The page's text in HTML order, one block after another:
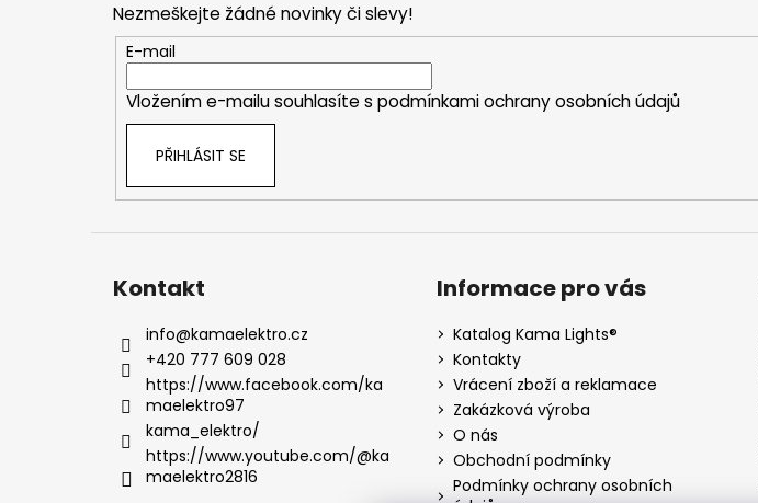
Nezmeškejte žádné novinky či slevy!
E-mail
Vložením e-mailu souhlasíte s podmínkami ochrany osobních údajů
PŘIHLÁSIT SE
Kontakt
info@kamaelektro.cz
+420 777 609 028
https://www.facebook.com/ka
maelektro97
kama_elektro/
https://www.youtube.com/@ka
maelektro2816
Informace pro vás
Katalog Kama Lights®
Kontakty
Vrácení zboží a reklamace
Zakázková výroba
O nás
Obchodní podmínky
Podmínky ochrany osobních